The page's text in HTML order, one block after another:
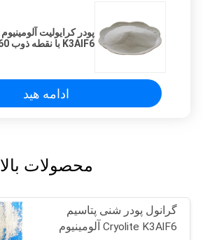
پودر کرایولیت
K3AlF6 با نقطه ذوب 560 ℃
ادامه هید
محصولات بالا
گرانول پودر شنی پتاسیم
Cryolite K3AlF6 آلومینیوم